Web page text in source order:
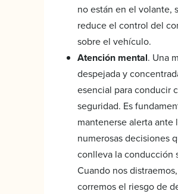
no están en el volante,
reduce el control del
sobre el vehículo.
Atención mental. Una
despejada y
esencial para conducir
seguridad. Es
mantenerse alerta ante
numerosas decisiones
conlleva la conducción
Cuando nos distraemos,
corremos el riesgo de